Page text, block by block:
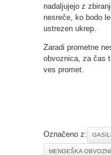
nadaljujejo z
nesreče, ko bodo
ustrezen ukrep.
Zaradi prometne
obvoznica, za čas
ves promet.
Označeno z:
MENGEŠKA